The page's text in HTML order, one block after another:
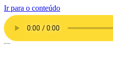
Ir para o conteúdo